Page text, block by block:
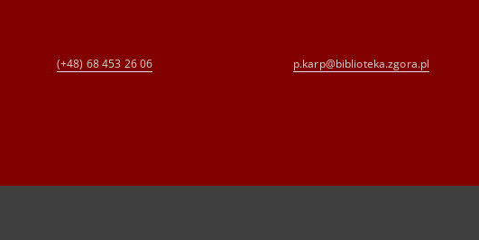
(+48) 68 453 26 06 p.karp@biblioteka.zgora.pl